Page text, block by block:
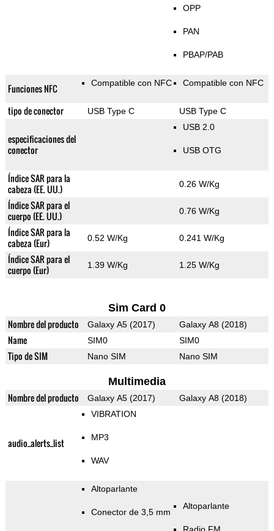
OPP
PAN
PBAP/PAB
Funciones NFC Compatible con NFC Compatible con NFC
tipo de conector USB Type C USB Type C
especificaciones del
conector
USB 2.0
USB OTG
Índice SAR para la
cabeza (EE. UU.)
0.26 W/Kg
Índice SAR para el
cuerpo (EE. UU.)
0.76 W/Kg
Índice SAR para la
cabeza (Eur)
0.52 W/Kg 0.241 W/Kg
Índice SAR para el
cuerpo (Eur)
1.39 W/Kg 1.25 W/Kg
Sim Card 0
Nombre del producto Galaxy A5 (2017) Galaxy A8 (2018)
Name SIM0 SIM0
Tipo de SIM Nano SIM Nano SIM
Multimedia
Nombre del producto Galaxy A5 (2017) Galaxy A8 (2018)
audio_alerts_list
VIBRATION
MP3
WAV
Altoparlante
Conector de 3,5 mm
Altoparlante